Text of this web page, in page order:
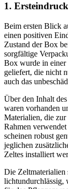
1.
Beim ersten Blick
einen positiven
Zustand der Box
sorgfältige
Box wurde in einer
geliefert, die nicht
auch das
Über den Inhalt
waren vorhanden
Materialien, die zur
Rahmen
scheinen robust
jeglichen
Zeltes installiert
Die Zeltmaterialien
lichtundurchlässig,